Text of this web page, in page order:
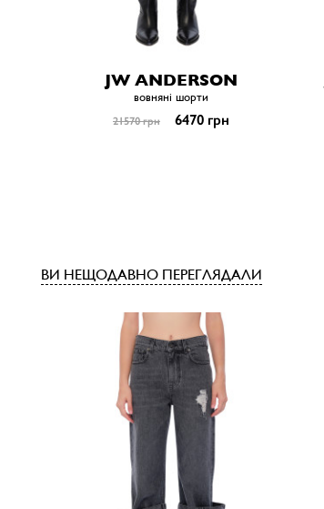
JW ANDERSON
вовняні шорти
21570 грн 6470 грн
ВИ НЕЩОДАВНО ПЕРЕГЛЯДАЛИ